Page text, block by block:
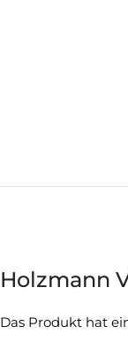
Holzmann
Das Produkt hat